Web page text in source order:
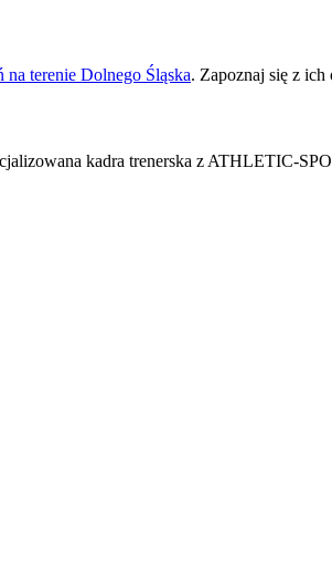
na terenie Dolnego Śląska. Zapoznaj się z ich
kadra trenerska z ATHLETIC-